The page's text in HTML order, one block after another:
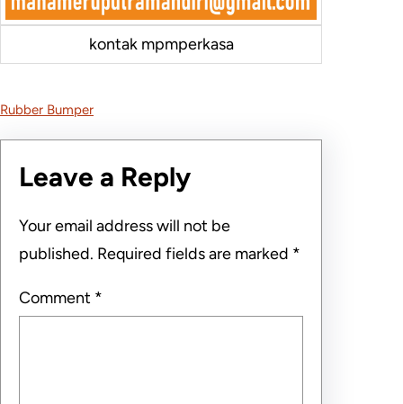
kontak mpmperkasa
Rubber Bumper
Leave a Reply
Your email address will not be
published. Required fields are marked *
Comment *